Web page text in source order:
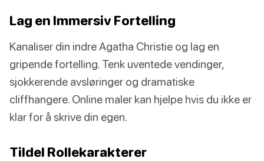
Lag en Immersiv Fortelling
Kanaliser din indre Agatha Christie og lag en
gripende fortelling. Tenk uventede vendinger,
sjokkerende avsløringer og dramatiske
cliffhangere. Online maler kan hjelpe hvis du ikke er
klar for å skrive din egen.
Tildel Rollekarakterer